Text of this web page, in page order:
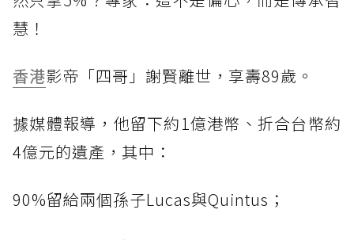
慧！
香港影帝「四哥」謝賢離世，享壽89歲。
據媒體報導，他留下約1億港幣、折合台幣約
4億元的遺產，其中：
90%留給兩個孫子Lucas與Quintus；